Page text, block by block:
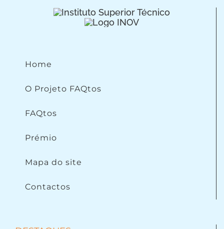
Home
O Projeto FAQtos
FAQtos
Prémio
Mapa do site
Contactos